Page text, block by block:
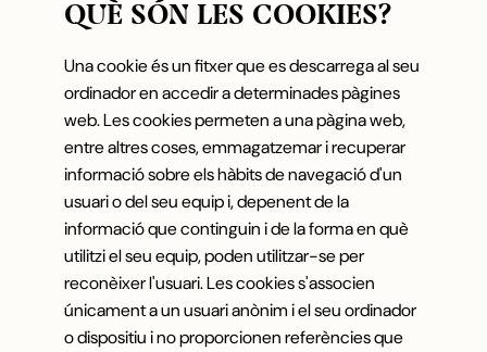
QUÈ SÓN LES COOKIES?
Una cookie és un fitxer que es descarrega al seu
ordinador en accedir a determinades pàgines
web. Les cookies permeten a una pàgina web,
entre altres coses, emmagatzemar i recuperar
informació sobre els hàbits de navegació d'un
usuari o del seu equip i, depenent de la
informació que continguin i de la forma en què
utilitzi el seu equip, poden utilitzar-se per
reconèixer l'usuari. Les cookies s'associen
únicament a un usuari anònim i el seu ordinador
o dispositiu i no proporcionen referències que